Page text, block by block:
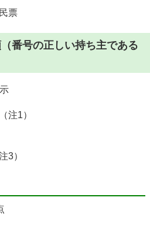
票
番号の正しい持ち主である
注1）
3）